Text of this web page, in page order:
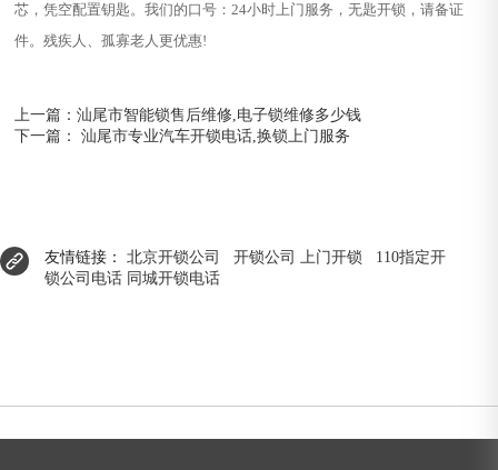
芯，凭空配置钥匙。我们的口号：24小时上门服务，无匙开锁，请备证
件。残疾人、孤寡老人更优惠!
上一篇：汕尾市智能锁售后维修,电子锁维修多少钱
下一篇：汕尾市专业汽车开锁电话,换锁上门服务
友情链接：北京开锁公司 开锁公司 上门开锁
110指定开
锁公司电话 同城开锁电话